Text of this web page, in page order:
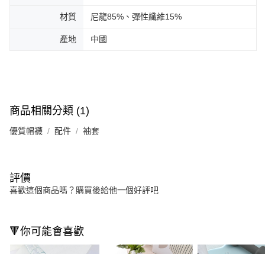
材質 尼龍85%、彈性纖維15%
產地 中國
商品相關分類 (1)
優質帽襪 配件 袖套
評價
喜歡這個商品嗎？購買後給他一個好評吧
🔻你可能會喜歡